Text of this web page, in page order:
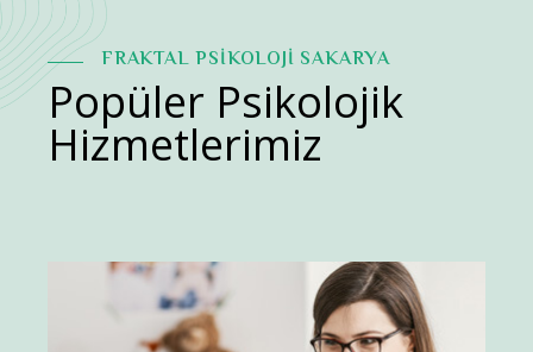
FRAKTAL PSİKOLOJİ SAKARYA
Popüler Psikolojik
Hizmetlerimiz